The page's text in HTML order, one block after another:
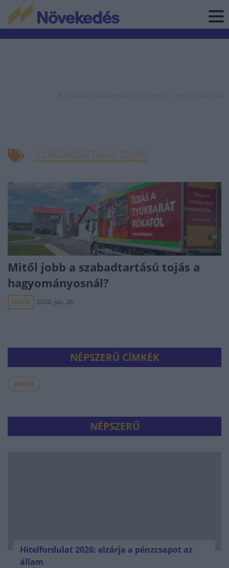
szabadtartású tojás
Mitől jobb a szabadtartású tojás a
hagyományosnál?
HÍREK 2020. jún. 26.
NÉPSZERŰ CÍMKÉK
#MNB
NÉPSZERŰ
Hitelfordulat 2026: elzárja a pénzcsapot az
állam